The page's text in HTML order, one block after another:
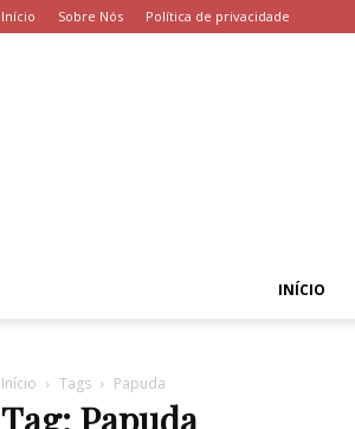
Início Sobre Nós Política de privacidade
INÍCIO
Início Tags Papuda
Tag: Papuda